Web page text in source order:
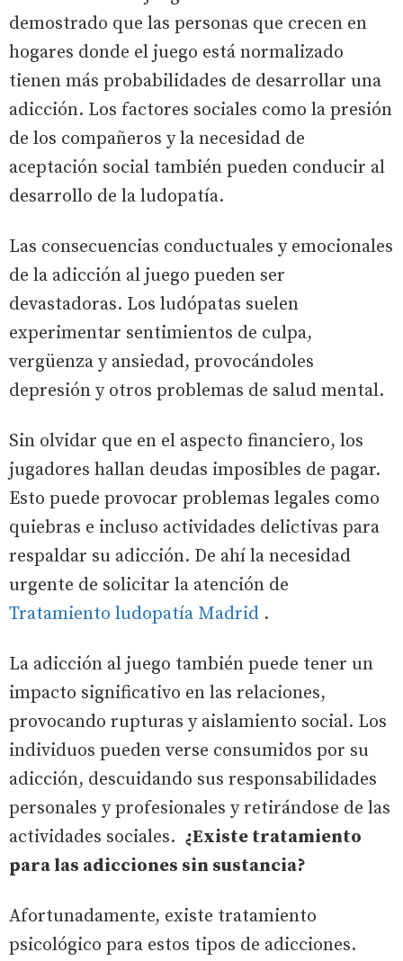
demostrado que las personas que crecen en
hogares donde el juego está normalizado
tienen más probabilidades de desarrollar una
adicción. Los factores sociales como la presión
de los compañeros y la necesidad de
aceptación social también pueden conducir al
desarrollo de la ludopatía.
Las consecuencias conductuales y emocionales
de la adicción al juego pueden ser
devastadoras. Los ludópatas suelen
experimentar sentimientos de culpa,
vergüenza y ansiedad, provocándoles
depresión y otros problemas de salud mental.
Sin olvidar que en el aspecto financiero, los
jugadores hallan deudas imposibles de pagar.
Esto puede provocar problemas legales como
quiebras e incluso actividades delictivas para
respaldar su adicción. De ahí la necesidad
urgente de solicitar la atención de
Tratamiento ludopatía Madrid .
La adicción al juego también puede tener un
impacto significativo en las relaciones,
provocando rupturas y aislamiento social. Los
individuos pueden verse consumidos por su
adicción, descuidando sus responsabilidades
personales y profesionales y retirándose de las
actividades sociales. ¿Existe tratamiento
para las adicciones sin sustancia?
Afortunadamente, existe tratamiento
psicológico para estos tipos de adicciones.